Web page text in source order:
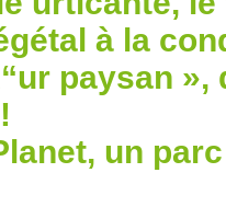
à la
paysan
un